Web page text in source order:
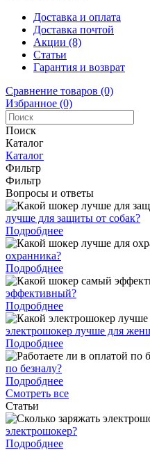
Доставка и оплата
Доставка почтой
Акции (8)
Статьи
Гарантия и возврат
Сравнение товаров (0)
Избранное (0)
Поиск
Каталог
Каталог
Фильтр
Фильтр
Вопросы и ответы
лучше для защиты от собак?
Подробднее
охранника?
Подробднее
эффективный?
Подробднее
электрошокер лучше для
Подробднее
по безналу?
Подробднее
Смотреть все
Статьи
электрошокер?
Подробднее